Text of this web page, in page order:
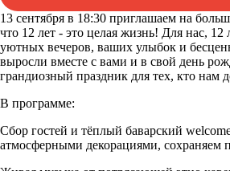
13 сентября в 18:30 приглашаем на
что 12 лет - это целая жизнь! Для нас,
уютных вечеров, ваших улыбок и
выросли вместе с вами и в свой день
грандиозный праздник для тех, кто нам
В программе:
Сбор гостей и тёплый баварский
атмосферными декорациями, сохраняем